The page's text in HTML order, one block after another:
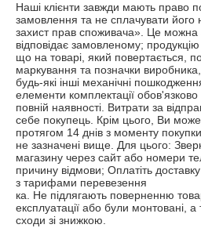
Наші клієнти завжди мають право
замовлення та не сплачувати його
захист прав споживача». Це
відповідає замовленому;
що на товарі, який повертається,
маркування та позначки
будь-які інші механічні
елементи комплектації
повній наявності. Витрати за
себе покупець. Крім цього, Ви
протягом 14 днів з моменту
не зазначені вище. Для цього:
магазину через сайт або номери
причину відмови; Оплатіть
з тарифами перевезення
ка. Не підлягають поверненню
експлуатації або були монтовані, а
сходи зі знижкою.